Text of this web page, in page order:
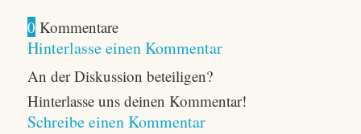
0 Kommentare
Hinterlasse einen Kommentar
An der Diskussion beteiligen?
Hinterlasse uns deinen Kommentar!
Schreibe einen Kommentar